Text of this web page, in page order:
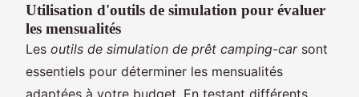
Utilisation d'outils de simulation pour évaluer
les mensualités
Les outils de simulation de prêt camping-carsont
essentiels pour déterminer les mensualités
adaptées à votre budget. En testant différents